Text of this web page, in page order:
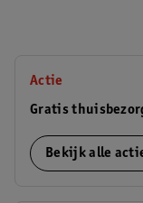
Actie
Gratis
Bekijk alle